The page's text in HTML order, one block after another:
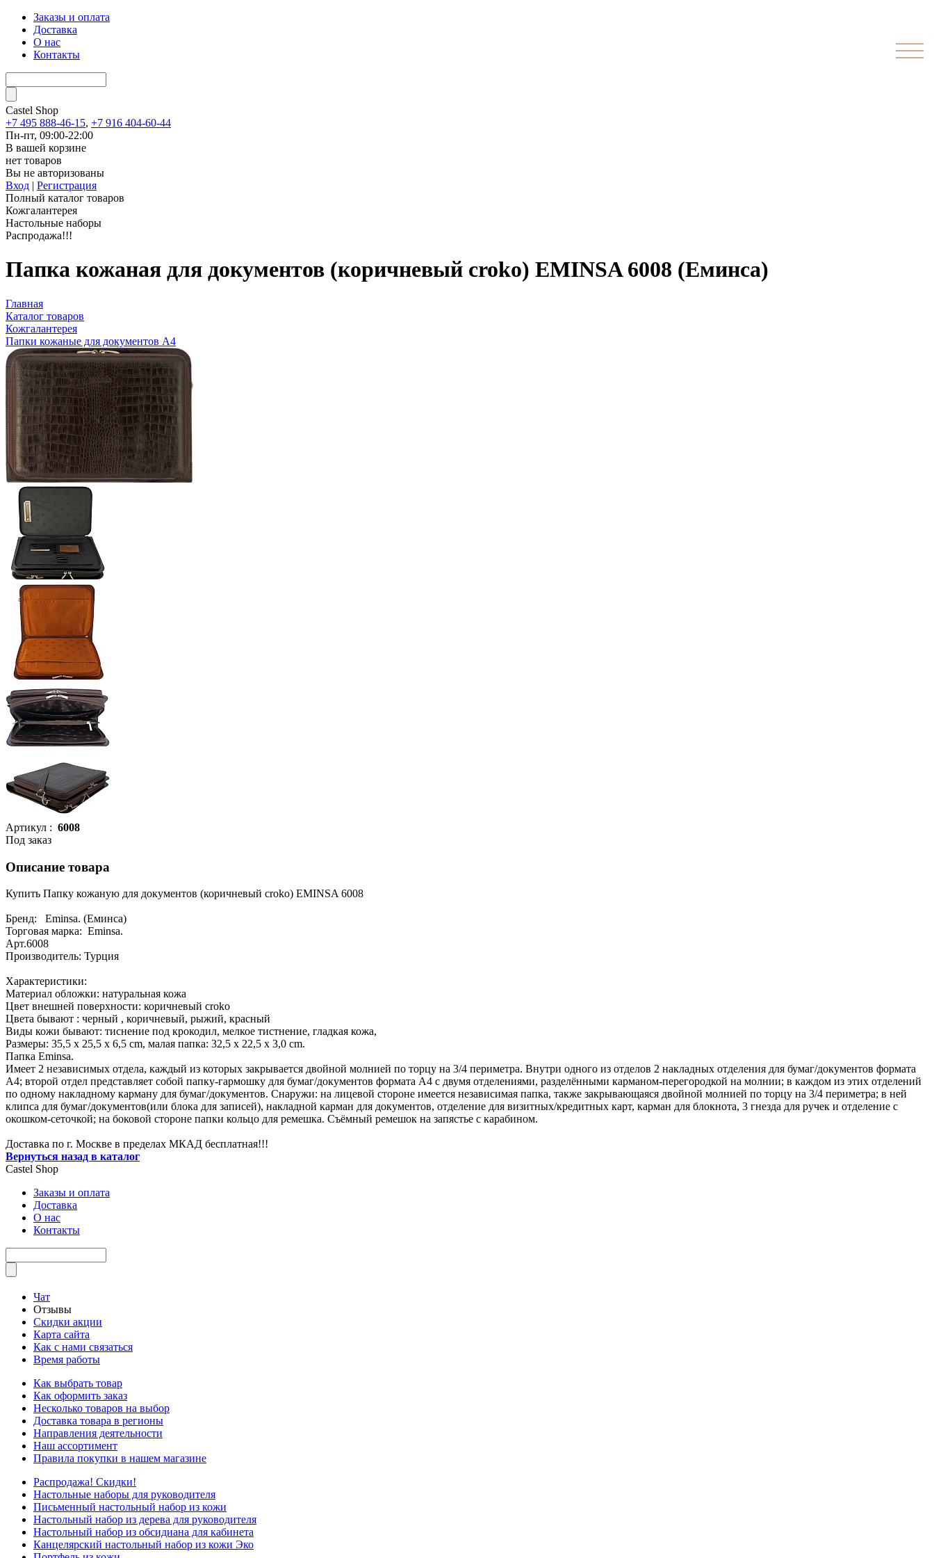
Заказы и оплата
Доставка
О нас
Контакты
Castel Shop
+7 495 888-46-15, +7 916 404-60-44
Пн-пт, 09:00-22:00
В вашей корзине
нет товаров
Вы не авторизованы
Вход | Регистрация
Полный каталог товаров
Кожгалантерея
Настольные наборы
Распродажа!!!
Папка кожаная для документов (коричневый croko) EMINSA 6008 (Еминса)
Главная
Каталог товаров
Кожгалантерея
Папки кожаные для документов А4
Артикул : 6008
Под заказ
Описание товара
Купить Папку кожаную для документов (коричневый croko) EMINSA 6008
Бренд: Eminsa. (Еминса)
Торговая марка: Eminsa.
Арт.6008
Производитель: Турция
Характеристики:
Материал обложки: натуральная кожа
Цвет внешней поверхности: коричневый croko
Цвета бывают : черный , коричневый, рыжий, красный
Виды кожи бывают: тиснение под крокодил, мелкое тистнение, гладкая кожа,
Размеры: 35,5 х 25,5 х 6,5 сm, малая папка: 32,5 х 22,5 х 3,0 сm.
Папка Eminsa.
Имеет 2 независимых отдела, каждый из которых закрывается двойной молнией по торцу на 3/4 периметра. Внутри одного из отделов 2 накладных отделения для бумаг/документов формата
А4; второй отдел представляет собой папку-гармошку для бумаг/документов формата А4 с двумя отделениями, разделёнными карманом-перегородкой на молнии; в каждом из этих отделений
по одному накладному карману для бумаг/документов. Снаружи: на лицевой стороне имеется независимая папка, также закрывающаяся двойной молнией по торцу на 3/4 периметра; в ней
клипса для бумаг/документов(или блока для записей), накладной карман для документов, отделение для визитных/кредитных карт, карман для блокнота, 3 гнезда для ручек и отделение с
окошком-сеточкой; на боковой стороне папки кольцо для ремешка. Съёмный ремешок на запястье с карабином.
Доставка по г. Москве в пределах МКАД бесплатная!!!
Вернуться назад в каталог
Castel Shop
Заказы и оплата
Доставка
О нас
Контакты
Чат
Отзывы
Скидки акции
Карта сайта
Как с нами связаться
Время работы
Как выбрать товар
Как оформить заказ
Несколько товаров на выбор
Доставка товара в регионы
Направления деятельности
Наш ассортимент
Правила покупки в нашем магазине
Распродажа! Скидки!
Настольные наборы для руководителя
Письменный настольный набор из кожи
Настольный набор из дерева для руководителя
Настольный набор из обсидиана для кабинета
Канцелярский настольный набор из кожи Эко